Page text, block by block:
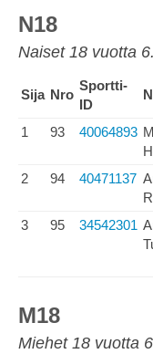
N18
Naiset 18 vuotta
Sija Nro
Sportti-
ID
1 93 40064893
2 94 40471137
3 95 34542301
M18
Miehet 18 vuotta